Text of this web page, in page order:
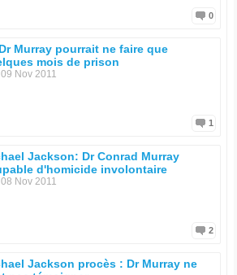
0
Murray pourrait ne faire que
mois de prison
09 Nov 2011
1
Jackson: Dr Conrad Murray
d'homicide involontaire
08 Nov 2011
2
Jackson procès : Dr Murray ne